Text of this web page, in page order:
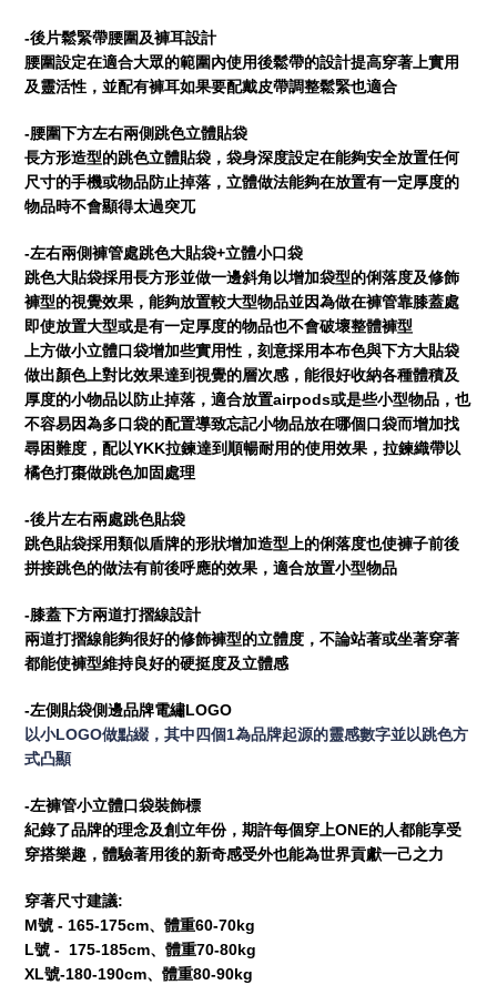
-後片鬆緊帶腰圍及褲耳設計
腰圍設定在適合大眾的範圍內使用後鬆帶的設計提高穿著上實用
及靈活性，並配有褲耳如果要配戴皮帶調整鬆緊也適合
-腰圍下方左右兩側跳色立體貼袋
長方形造型的跳色立體貼袋，袋身深度設定在能夠安全放置任何
尺寸的手機或物品防止掉落，立體做法能夠在放置有一定厚度的
物品時不會顯得太過突兀
-左右兩側褲管處跳色大貼袋+立體小口袋
跳色大貼袋採用長方形並做一邊斜角以增加袋型的俐落度及修飾
褲型的視覺效果，能夠放置較大型物品並因為做在褲管靠膝蓋處
即使放置大型或是有一定厚度的物品也不會破壞整體褲型
上方做小立體口袋增加些實用性，刻意採用本布色與下方大貼袋
做出顏色上對比效果達到視覺的層次感，能很好收納各種體積及
厚度的小物品以防止掉落，適合放置airpods或是些小型物品，也
不容易因為多口袋的配置導致忘記小物品放在哪個口袋而增加找
尋困難度，配以YKK拉鍊達到順暢耐用的使用效果，拉鍊織帶以
橘色打棗做跳色加固處理
-後片左右兩處跳色貼袋
跳色貼袋採用類似盾牌的形狀增加造型上的俐落度也使褲子前後
拼接跳色的做法有前後呼應的效果，適合放置小型物品
-膝蓋下方兩道打摺線設計
兩道打摺線能夠很好的修飾褲型的立體度，不論站著或坐著穿著
都能使褲型維持良好的硬挺度及立體感
-左側貼袋側邊品牌電繡LOGO
以小LOGO做點綴，其中四個1為品牌起源的靈感數字並以跳色方
式凸顯
-左褲管小立體口袋裝飾標
紀錄了品牌的理念及創立年份，期許每個穿上ONE的人都能享受
穿搭樂趣，體驗著用後的新奇感受外也能為世界貢獻一己之力
穿著尺寸建議:
M號 - 165-175cm、體重60-70kg
L號 - 175-185cm、體重70-80kg
XL號-180-190cm、體重80-90kg